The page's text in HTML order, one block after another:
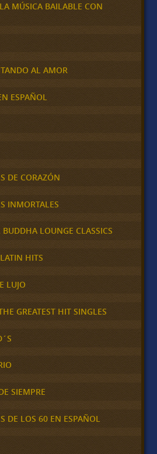
MÚSICA BAILABLE CON
AL AMOR
ESPAÑOL
DE CORAZÓN
INMORTALES
BUDDHA LOUNGE CLASSICS
HITS
LUJO
GREATEST HIT SINGLES
SIEMPRE
DE LOS 60 EN ESPAÑOL